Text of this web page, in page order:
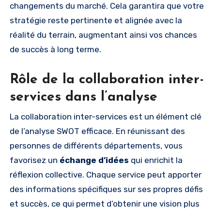
changements du marché. Cela garantira que votre
stratégie reste pertinente et alignée avec la
réalité du terrain, augmentant ainsi vos chances
de succès à long terme.
Rôle de la collaboration inter-
services dans l’analyse
La collaboration inter-services est un élément clé
de l’analyse SWOT efficace. En réunissant des
personnes de différents départements, vous
favorisez un échange d’idées qui enrichit la
réflexion collective. Chaque service peut apporter
des informations spécifiques sur ses propres défis
et succès, ce qui permet d’obtenir une vision plus